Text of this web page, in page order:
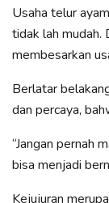
Usaha telur
tidak lah mudah.
membesarkan
Berlatar
dan percaya,
“Jangan pernah
bisa menjadi
Kejujuran